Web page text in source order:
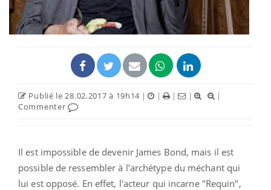
Publié le 28.02.2017 à 19h14 | | | |
|
Commenter
Il est impossible de devenir James Bond, mais il est
possible de ressembler à l’archétype du méchant qui
lui est opposé. En effet, l'acteur qui incarne "Requin",